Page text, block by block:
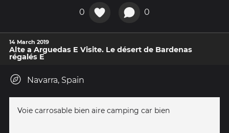
0 0
14 March 2019
Alte a Arguedas E Visite. Le désert de Bardenas
régalés E
Navarra, Spain
Voie carrosable bien aire camping car bien